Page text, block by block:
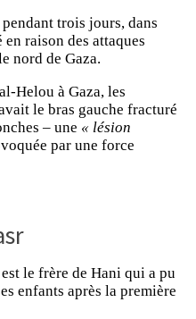
trois jours, dans
raison des attaques
nord de Gaza.
Helou à Gaza, les
le bras gauche fracturé
– une « lésion
par une force
le frère de Hani qui a pu
enfants après la première